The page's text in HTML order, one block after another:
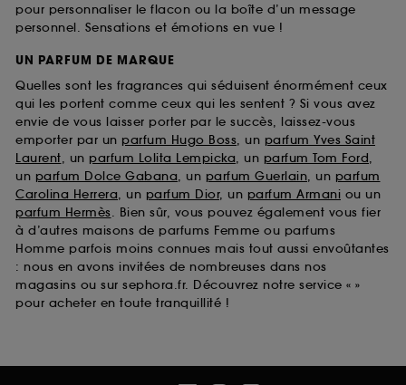
pour personnaliser le flacon ou la boîte d’un message
personnel. Sensations et émotions en vue !
UN PARFUM DE MARQUE
Quelles sont les fragrances qui séduisent énormément ceux
qui les portent comme ceux qui les sentent ? Si vous avez
envie de vous laisser porter par le succès, laissez-vous
emporter par un parfum Hugo Boss, un parfum Yves Saint
Laurent, un parfum Lolita Lempicka, un parfum Tom Ford,
un parfum Dolce Gabana, un parfum Guerlain, un parfum
Carolina Herrera, un parfum Dior, un parfum Armani ou un
parfum Hermès. Bien sûr, vous pouvez également vous fier
à d’autres maisons de parfums Femme ou parfums
Homme parfois moins connues mais tout aussi envoûtantes
: nous en avons invitées de nombreuses dans nos
magasins ou sur sephora.fr. Découvrez notre service « »
pour acheter en toute tranquillité !